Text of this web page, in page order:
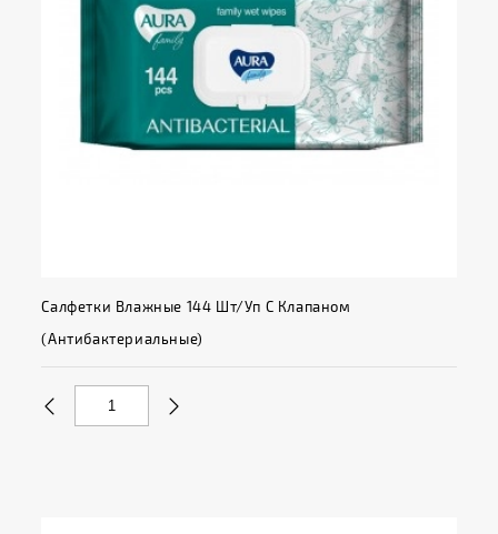
Салфетки Влажные 144 Шт/уп С Клапаном
(антибактериальные)